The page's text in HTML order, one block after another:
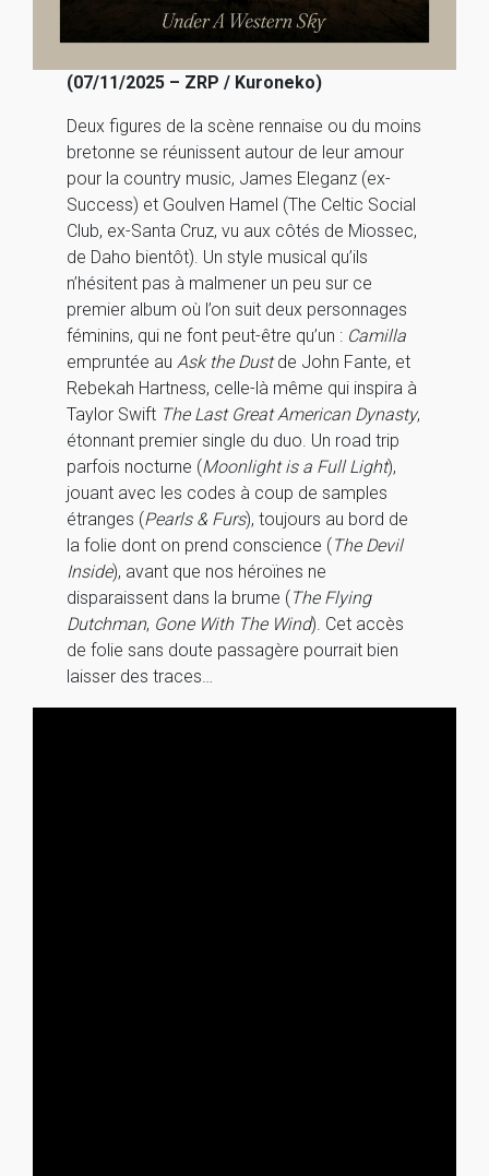
(07/11/2025 – ZRP / Kuroneko)
Deux figures de la scène rennaise ou du moins
bretonne se réunissent autour de leur amour
pour la country music, James Eleganz (ex-
Success) et Goulven Hamel (The Celtic Social
Club, ex-Santa Cruz, vu aux côtés de Miossec,
de Daho bientôt). Un style musical qu’ils
n’hésitent pas à malmener un peu sur ce
premier album où l’on suit deux personnages
féminins, qui ne font peut-être qu’un : Camilla
empruntée auAsk the Dustde John Fante, et
Rebekah Hartness, celle-là même qui inspira à
Taylor Swift The Last Great American Dynasty,
étonnant premier single du duo. Un road trip
parfois nocturne (Moonlight is a Full Light),
jouant avec les codes à coup de samples
étranges (Pearls & Furs), toujours au bord de
la folie dont on prend conscience (The Devil
Inside), avant que nos héroïnes ne
disparaissent dans la brume (The Flying
Dutchman, Gone With The Wind). Cet accès
de folie sans doute passagère pourrait bien
laisser des traces…